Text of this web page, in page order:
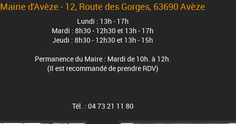
Mairie d'Avèze - 12, Route des Gorges, 63690 Avèze
Lundi : 13h - 17h
Mardi : 8h30 - 12h30 et 13h - 17h
Jeudi : 8h30 - 12h30 et 13h - 15h
Permanence du Maire : Mardi de 10h. à 12h.
(Il est recommandé de prendre RDV)
Tél. : 04 73 21 11 80